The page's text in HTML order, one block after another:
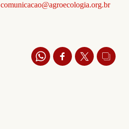
comunicacao@agroecologia.org.br